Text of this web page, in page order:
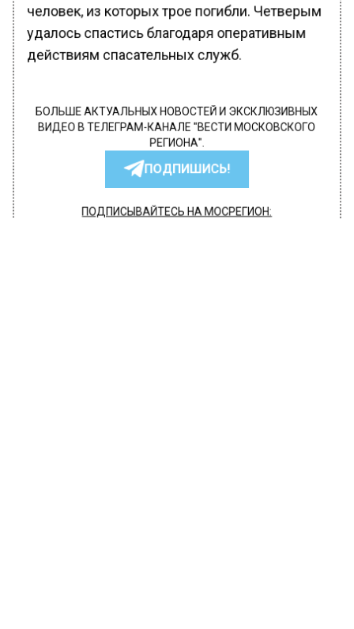
человек, из которых трое погибли. Четверым
удалось спастись благодаря оперативным
действиям спасательных служб.
БОЛЬШЕ АКТУАЛЬНЫХ НОВОСТЕЙ И ЭКСКЛЮЗИВНЫХ
ВИДЕО В ТЕЛЕГРАМ-КАНАЛЕ "ВЕСТИ МОСКОВСКОГО
РЕГИОНА".
ПОДПИШИСЬ!
ПОДПИСЫВАЙТЕСЬ НА МОСРЕГИОН: